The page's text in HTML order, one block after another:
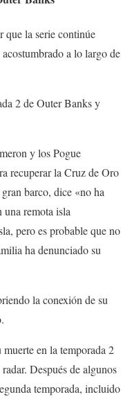
que la serie continúe
a lo largo de
2 de Outer Banks y
y los Pogue
recuperar la Cruz de Oro
barco, dice «no ha
remota isla
pero es probable que no
ha denunciado su
la conexión de su
en la temporada 2
Después de algunos
temporada, incluido